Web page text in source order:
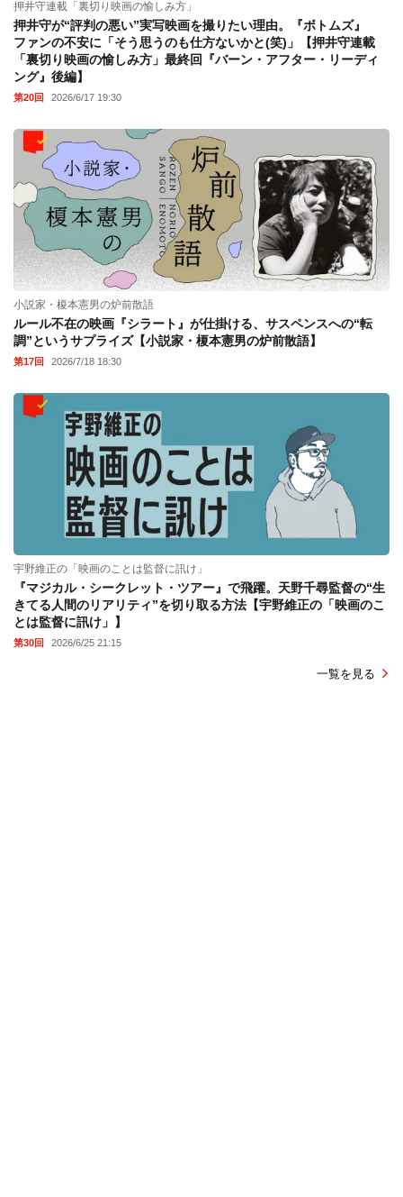
押井守連載「裏切り映画の愉しみ方」
押井守が“評判の悪い”実写映画を撮りたい理由。『ボトムズ』
ファンの不安に「そう思うのも仕方ないかと(笑)」【押井守連載
「裏切り映画の愉しみ方」最終回『バーン・アフター・リーディ
ング』後編】
第20回 2026/6/17 19:30
小説家・榎本憲男の炉前散語
ルール不在の映画『シラート』が仕掛ける、サスペンスへの“転
調”というサプライズ【小説家・榎本憲男の炉前散語】
第17回 2026/7/18 18:30
宇野維正の「映画のことは監督に訊け」
『マジカル・シークレット・ツアー』で飛躍。天野千尋監督の“生
きてる人間のリアリティ”を切り取る方法【宇野維正の「映画のこ
とは監督に訊け」】
第30回 2026/6/25 21:15
一覧を見る